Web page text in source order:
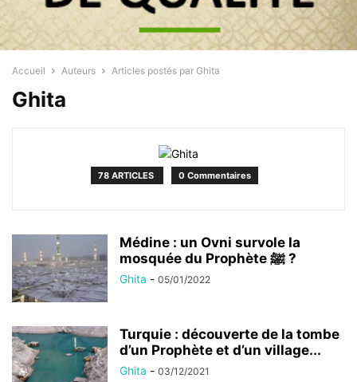
Accueil Auteurs Articles postés par Ghita
Ghita
78 ARTICLES 0 Commentaires
Médine : un Ovni survole la
mosquée du Prophète ﷺ ?
Ghita - 05/01/2022
Turquie : découverte de la tombe
d’un Prophète et d’un village...
Ghita - 03/12/2021